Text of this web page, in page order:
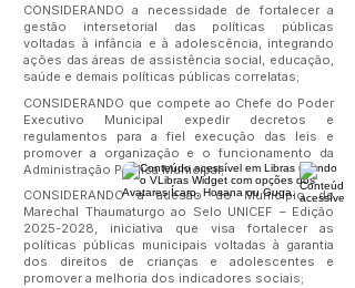
CONSIDERANDO a necessidade de fortalecer a
gestão intersetorial das políticas públicas
voltadas à infância e à adolescência, integrando
ações das áreas de assistência social, educação,
saúde e demais políticas públicas correlatas;
CONSIDERANDO que compete ao Chefe do Poder
Executivo Municipal expedir decretos e
regulamentos para a fiel execução das leis e
promover a organização e o funcionamento da
Administração Pública Municipal;
CONSIDERANDO a adesão do Município de
Marechal Thaumaturgo ao Selo UNICEF – Edição
2025-2028, iniciativa que visa fortalecer as
políticas públicas municipais voltadas à garantia
dos direitos de crianças e adolescentes e
promover a melhoria dos indicadores sociais;